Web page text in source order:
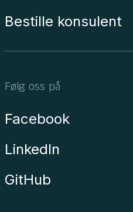
Bestille konsulent
Følg oss på
Facebook
LinkedIn
GitHub